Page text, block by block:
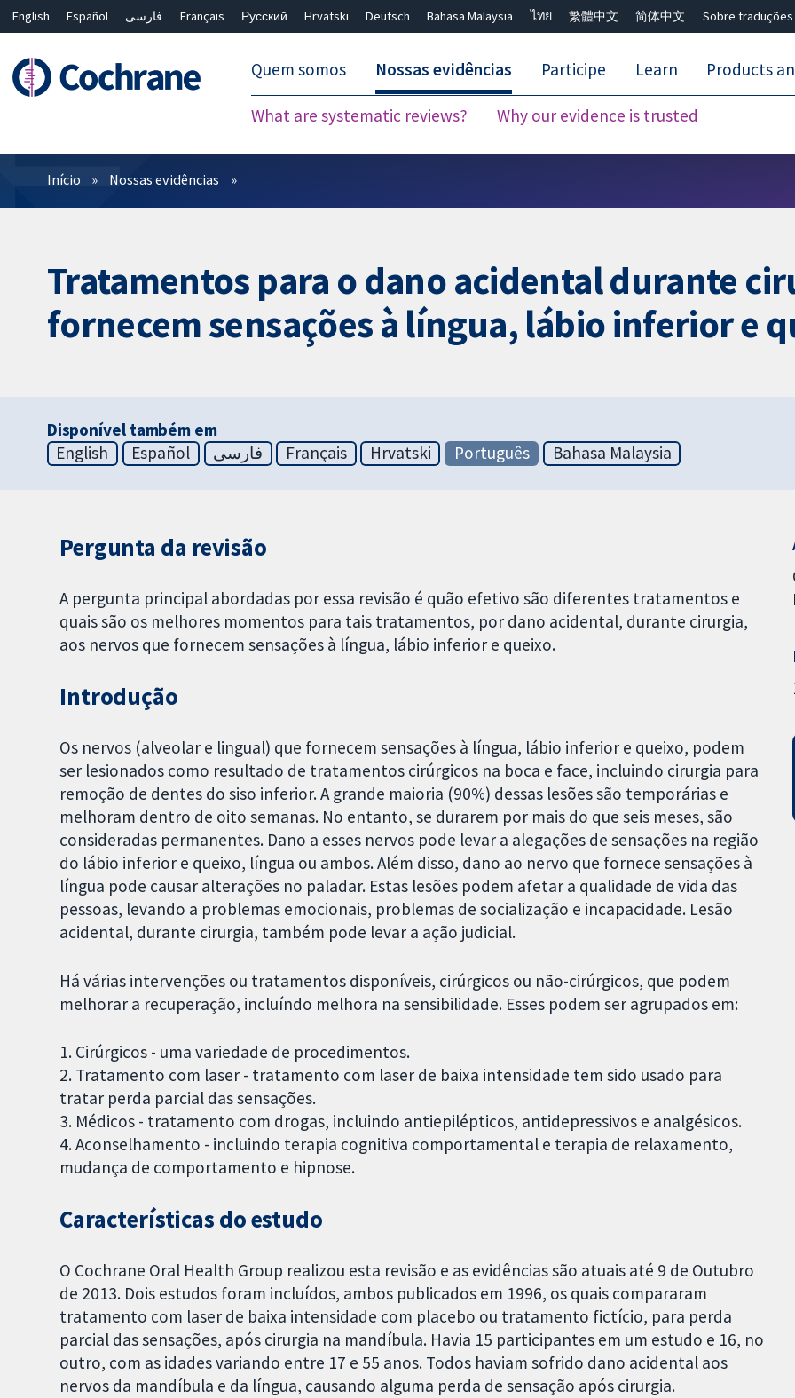
English Español فارسی Français Русский Hrvatski Deutsch Bahasa Malaysia ไทย 繁體中文 简体中文 Sobre traduções
Quem somos Nossas evidências
What are systematic reviews? Why our evidence is trusted
Participe Learn Products
Filtros
Início Nossas evidências
Tratamentos para o dano acidental durante
fornecem sensações à língua, lábio inferior e
Disponível também em
English
Español فارسی Français Hrvatski Português Bahasa Malaysia
Pergunta da revisão
A pergunta principal abordadas por essa revisão é quão efetivo são diferentes tratamentos e
quais são os melhores momentos para tais tratamentos, por dano acidental, durante cirurgia,
aos nervos que fornecem sensações à língua, lábio inferior e queixo.
Introdução
Os nervos (alveolar e lingual) que fornecem sensações à língua, lábio inferior e queixo, podem
ser lesionados como resultado de tratamentos cirúrgicos na boca e face, incluindo cirurgia para
remoção de dentes do siso inferior. A grande maioria (90%) dessas lesões são temporárias e
melhoram dentro de oito semanas. No entanto, se durarem por mais do que seis meses, são
consideradas permanentes. Dano a esses nervos pode levar a alegações de sensações na região
do lábio inferior e queixo, língua ou ambos. Além disso, dano ao nervo que fornece sensações à
língua pode causar alterações no paladar. Estas lesões podem afetar a qualidade de vida das
pessoas, levando a problemas emocionais, problemas de socialização e incapacidade. Lesão
acidental, durante cirurgia, também pode levar a ação judicial.
Há várias intervenções ou tratamentos disponíveis, cirúrgicos ou não-cirúrgicos, que podem
melhorar a recuperação, incluíndo melhora na sensibilidade. Esses podem ser agrupados em:
1. Cirúrgicos - uma variedade de procedimentos.
2. Tratamento com laser - tratamento com laser de baixa intensidade tem sido usado para
tratar perda parcial das sensações.
3. Médicos - tratamento com drogas, incluindo antiepilépticos, antidepressivos e analgésicos.
4. Aconselhamento - incluindo terapia cognitiva comportamental e terapia de relaxamento,
mudança de comportamento e hipnose.
Características do estudo
O Cochrane Oral Health Group realizou esta revisão e as evidências são atuais até 9 de Outubro
de 2013. Dois estudos foram incluídos, ambos publicados em 1996, os quais compararam
tratamento com laser de baixa intensidade com placebo ou tratamento fictício, para perda
parcial das sensações, após cirurgia na mandíbula. Havia 15 participantes em um estudo e 16, no
outro, com as idades variando entre 17 e 55 anos. Todos haviam sofrido dano acidental aos
nervos da mandíbula e da língua, causando alguma perda de sensação após cirurgia.